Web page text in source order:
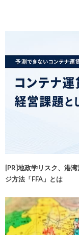
[PR]地政学リスク、港
ジ方法「FFA」とは